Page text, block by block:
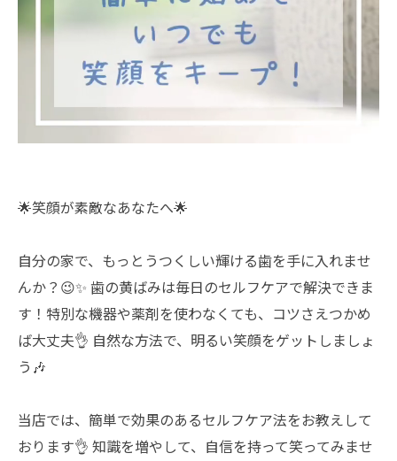
🌟笑顔が素敵なあなたへ🌟
自分の家で、もっとうつくしい輝ける歯を手に入れませ
んか？😉✨ 歯の黄ばみは毎日のセルフケアで解決できま
す！特別な機器や薬剤を使わなくても、コツさえつかめ
ば大丈夫👌 自然な方法で、明るい笑顔をゲットしましょ
う🎶
当店では、簡単で効果のあるセルフケア法をお教えして
おります👌 知識を増やして、自信を持って笑ってみませ